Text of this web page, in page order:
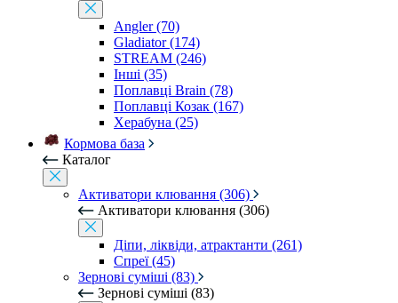
Angler (70)
Gladiator (174)
STREAM (246)
Інші (35)
Поплавці Brain (78)
Поплавці Козак (167)
Херабуна (25)
Кормова база
Каталог
Активатори клювання (306)
Активатори клювання (306)
Діпи, ліквіди, атрактанти (261)
Спреї (45)
Зернові суміші (83)
Зернові суміші (83)